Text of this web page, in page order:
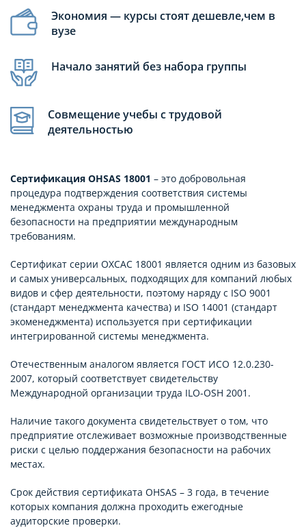
Экономия — курсы стоят дешевле,чем в
вузе
Начало занятий без набора группы
Совмещение учебы с трудовой
деятельностью
Сертификация OHSAS 18001 – это добровольная
процедура подтверждения соответствия системы
менеджмента охраны труда и промышленной
безопасности на предприятии международным
требованиям.
Сертификат серии ОХСАС 18001 является одним из базовых
и самых универсальных, подходящих для компаний любых
видов и сфер деятельности, поэтому наряду с ISO 9001
(стандарт менеджмента качества) и ISO 14001 (стандарт
экоменеджмента) используется при сертификации
интегрированной системы менеджмента.
Отечественным аналогом является ГОСТ ИСО 12.0.230-
2007, который соответствует свидетельству
Международной организации труда ILO-OSH 2001.
Наличие такого документа свидетельствует о том, что
предприятие отслеживает возможные производственные
риски с целью поддержания безопасности на рабочих
местах.
Срок действия сертификата OHSAS – 3 года, в течение
которых компания должна проходить ежегодные
аудиторские проверки.